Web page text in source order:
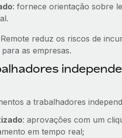
: fornece orientação sobre
reduz os riscos de
as empresas.
a trabalhadores
: aprovações com um
em tempo real;